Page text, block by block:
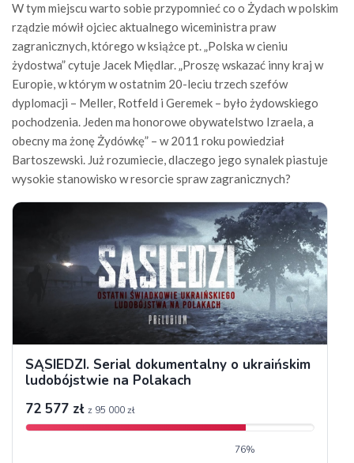
W tym miejscu warto sobie przypomnieć co o Żydach w polskim
rządzie mówił ojciec aktualnego wiceministra praw
zagranicznych, którego w książce pt. „Polska w cieniu
żydostwa” cytuje Jacek Międlar. „Proszę wskazać inny kraj w
Europie, w którym w ostatnim 20-leciu trzech szefów
dyplomacji – Meller, Rotfeld i Geremek – było żydowskiego
pochodzenia. Jeden ma honorowe obywatelstwo Izraela, a
obecny ma żonę Żydówkę” – w 2011 roku powiedział
Bartoszewski. Już rozumiecie, dlaczego jego synalek piastuje
wysokie stanowisko w resorcie spraw zagranicznych?